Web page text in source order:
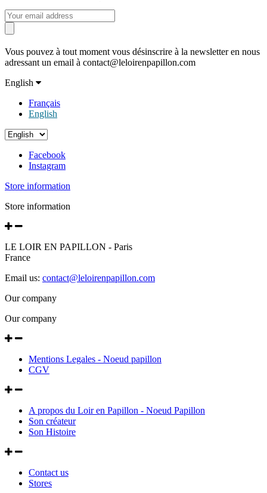
Vous pouvez à tout moment vous désinscrire à la newsletter en nous
adressant un email à contact@leloirenpapillon.com
English
Français
English
Facebook
Instagram
Store information
Store information
LE LOIR EN PAPILLON - Paris
France
Email us: contact@leloirenpapillon.com
Our company
Our company
Mentions Legales - Noeud papillon
CGV
A propos du Loir en Papillon - Noeud Papillon
Son créateur
Son Histoire
Contact us
Stores